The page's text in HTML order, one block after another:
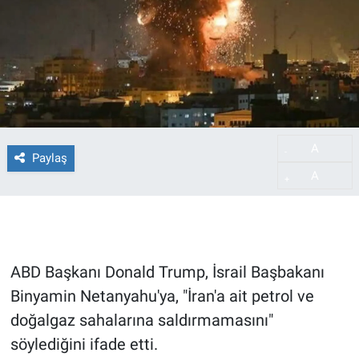
Paylaş
ABD Başkanı Donald Trump, İsrail Başbakanı
Binyamin Netanyahu'ya, "İran'a ait petrol ve
doğalgaz sahalarına saldırmamasını"
söylediğini ifade etti.